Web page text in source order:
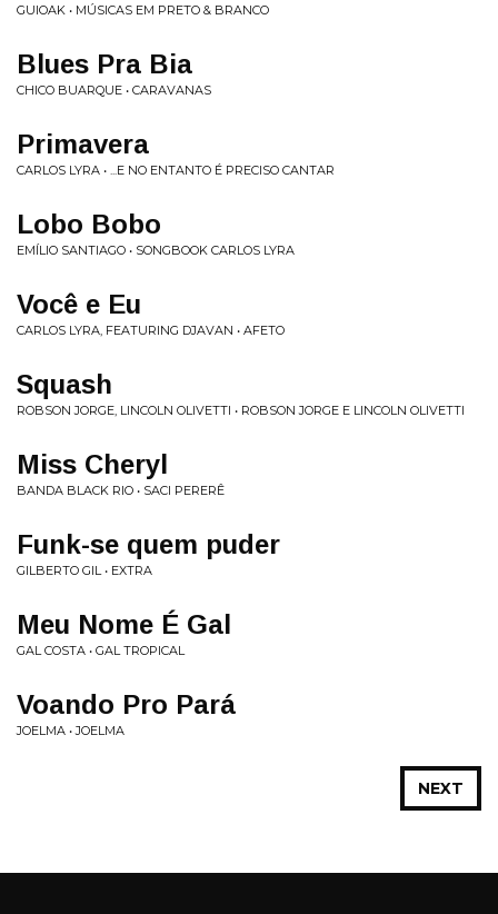
GUIOAK • MÚSICAS EM PRETO & BRANCO
Blues Pra Bia
CHICO BUARQUE • CARAVANAS
Primavera
CARLOS LYRA • ...E NO ENTANTO É PRECISO CANTAR
Lobo Bobo
EMÍLIO SANTIAGO • SONGBOOK CARLOS LYRA
Você e Eu
CARLOS LYRA, FEATURING DJAVAN • AFETO
Squash
ROBSON JORGE, LINCOLN OLIVETTI • ROBSON JORGE E LINCOLN OLIVETTI
Miss Cheryl
BANDA BLACK RIO • SACI PERERÊ
Funk-se quem puder
GILBERTO GIL • EXTRA
Meu Nome É Gal
GAL COSTA • GAL TROPICAL
Voando Pro Pará
JOELMA • JOELMA
NEXT